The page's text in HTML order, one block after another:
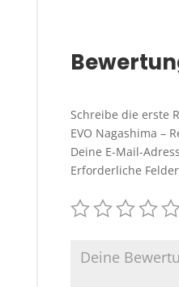
Schreibe die erste
EVO Nagashima –
Deine E-Mail-
Erforderliche